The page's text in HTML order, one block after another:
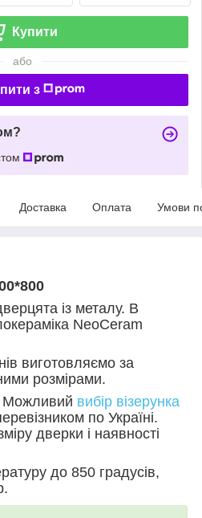
Купити
або
з
Доставка Оплата Умови
із металу. В
NeoCeram
виготовляємо за
розмірами.
Можливий вибір візерунка
по Україні.
дверки і наявності
до 850 градусів,